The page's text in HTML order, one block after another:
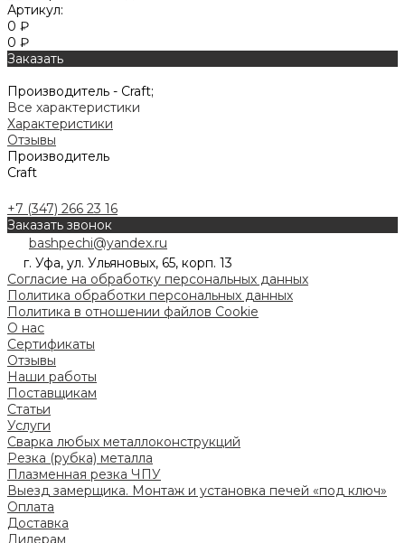
Артикул:
0 ₽
0 ₽
Заказать
Производитель - Craft;
Все характеристики
Характеристики
Отзывы
Производитель
Craft
+7 (347) 266 23 16
Заказать звонок
bashpechi@yandex.ru
г. Уфа, ул. Ульяновых, 65, корп. 13
Согласие на обработку персональных данных
Политика обработки персональных данных
Политика в отношении файлов Cookie
О нас
Сертификаты
Отзывы
Наши работы
Поставщикам
Статьи
Услуги
Сварка любых металлоконструкций
Резка (рубка) металла
Плазменная резка ЧПУ
Выезд замерщика. Монтаж и установка печей «под ключ»
Оплата
Доставка
Дилерам